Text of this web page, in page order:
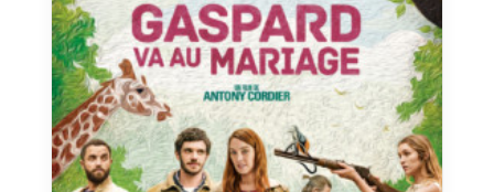
#SOFRENCHCLASS PRIVACY POLICY
Recherche